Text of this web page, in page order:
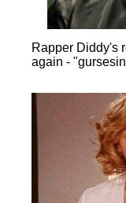
Rapper Diddy's
again -